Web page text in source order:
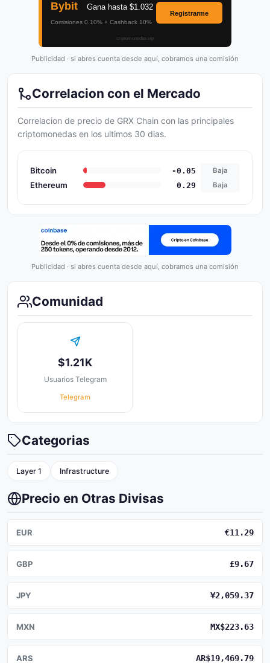
Publicidad · si abres cuenta desde aquí, cobramos una comisión
Correlacion con el Mercado
Correlacion de precio de GRX Chain con las principales
criptomonedas en los ultimos 30 dias.
Bitcoin -0.05 Baja
Ethereum 0.29 Baja
Publicidad · si abres cuenta desde aquí, cobramos una comisión
Comunidad
$1.21K
Usuarios Telegram
Telegram
Categorias
Layer 1 Infrastructure
Precio en Otras Divisas
EUR €11.29
GBP £9.67
JPY ¥2,059.37
MXN MX$223.63
ARS AR$19,469.79